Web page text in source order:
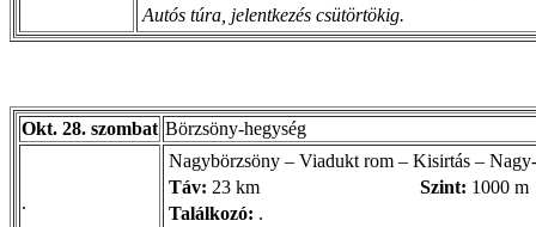
Autós túra, jelentkezés csütörtökig.
Okt. 28. szombat Börzsöny-hegység
.
Nagybörzsöny – Viadukt rom – Kisirtás –
Táv: 23 km Szint: 1000 m
Találkozó: .